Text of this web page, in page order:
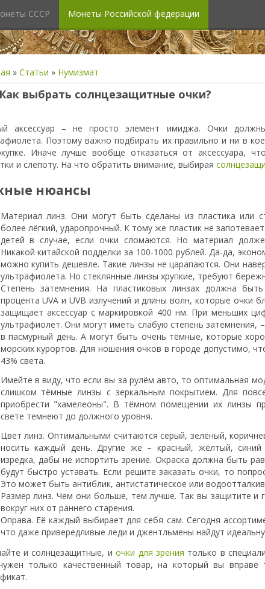
СССР Монеты Российской федерации
» Статьи » Нумизмат
Как выбрать солнцезащитные очки?
аксессуар – не просто элемент имиджа. Очки
Поэтому важно подбирать их правильно и ни в
Иначе лучше вообще отказаться от аксессуара,
и слепоту. На что обратить внимание, выбирая
нюансы
Материал линз. Они могут быть сделаны из пластика или
более лёгкий, ударопрочный. К тому же пластик не
детей в случае, если очки сломаются. Но материал
Никакой китайской подделки за 100-1000 рублей. Да-да,
можно купить дешевле. Такие линзы не царапаются. Они
ультрафиолета. Но стеклянные линзы хрупкие, требуют
Степень затемнения. На пластиковых линзах должна
процента UVA и UVB излучений и длины волн, которые очки
защищает аксессуар с маркировкой 400 нм. При меньших
ультрафиолет. Они могут иметь слабую степень затемнения,
в пасмурный день. А могут быть очень тёмные, которые
морских курортов. Для ношения очков в городе допустимо,
43% света.
Имейте в виду, что если вы за рулём авто, то оптимальная
слишком тёмные линзы с зеркальным покрытием. Для
приобрести "хамелеоны". В тёмном помещении их линзы
свете темнеют до должного уровня.
Цвет линз. Оптимальными считаются серый, зелёный,
носить каждый день. Другие же – красный, жёлтый,
изредка, дабы не испортить зрение. Окраска должна быть
будут быстро уставать. Если решите заказать очки, то
Это может быть антиблик, антистатическое или
Размер линз. Чем они больше, тем лучше. Так вы защитите и
вокруг них от раннего старения.
Оправа. Её каждый выбирает для себя сам. Сегодня
что даже привередливые леди и джентльмены найдут
и солнцезащитные, иочки для зрения только в
только качественный товар, на который вы вправе